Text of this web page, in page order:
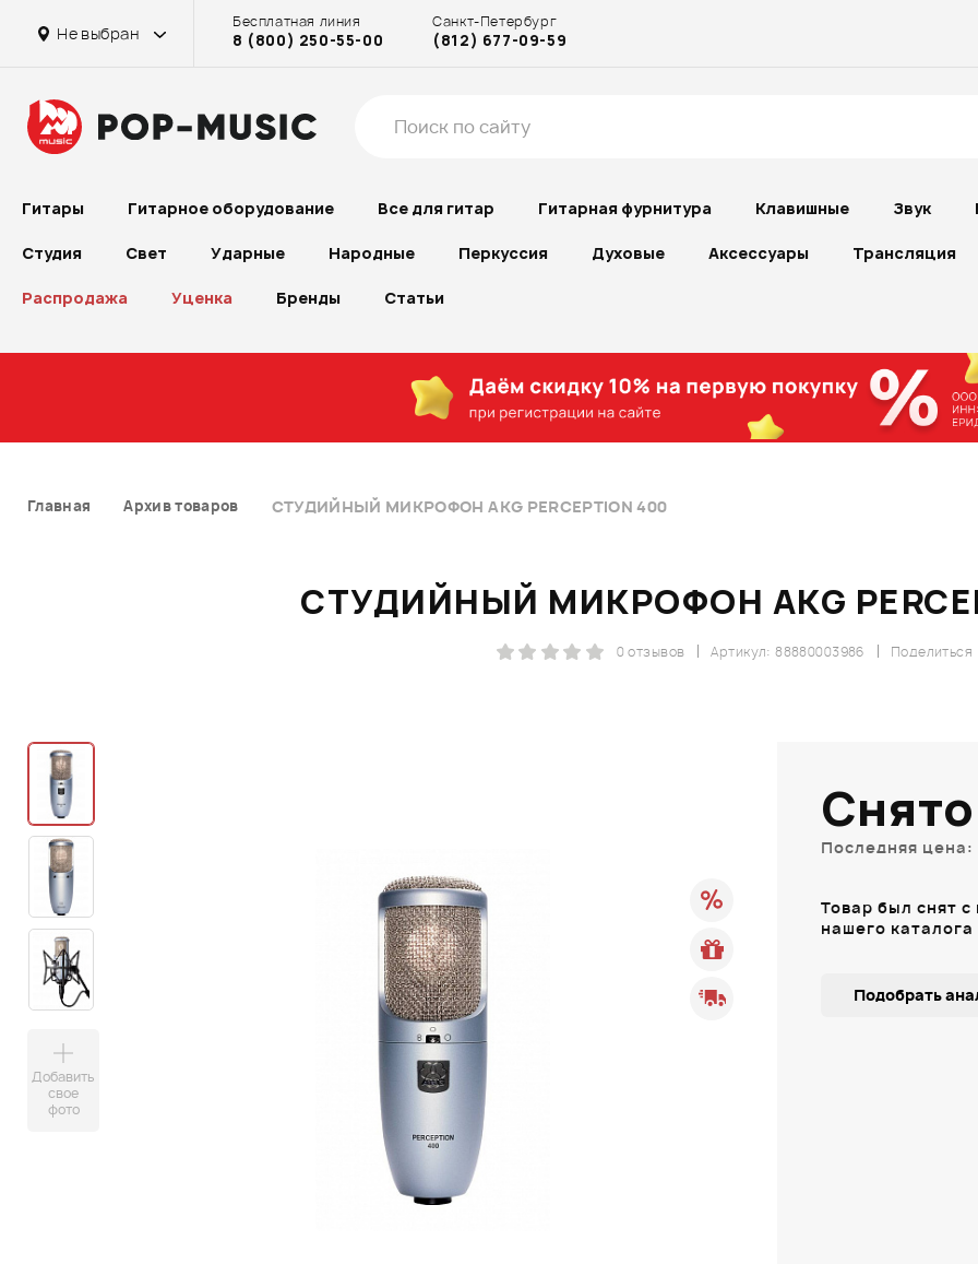
Не выбран
Бесплатная линия
8 (800) 250-55-00
Санкт-Петербург
(812) 677-09-59
Гитары Гитарное оборудование Все для гитар Гитарная фурнитура Клавишные Звук
Студия Свет Ударные Народные Перкуссия Духовые Аксессуары Трансляция
Распродажа Уценка Бренды Статьи
Главная Архив товаров СТУДИЙНЫЙ МИКРОФОН AKG PERCEPTION 400
СТУДИЙНЫЙ МИКРОФОН AKG
Поделиться
Артикул: 88880003986
0 отзывов
Добавить
свое
фото
Последняя цена:
Товар был снят
нашего каталога
Подобрать